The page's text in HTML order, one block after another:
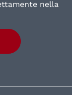
nella